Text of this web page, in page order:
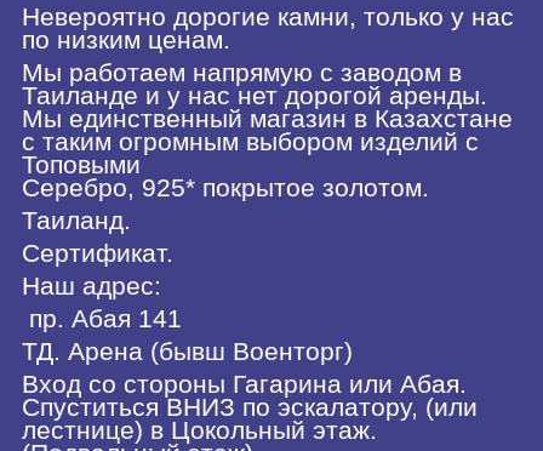
Невероятно дорогие камни, только у нас
по низким ценам.
Мы работаем напрямую с заводом в
Таиланде и у нас нет дорогой аренды.
Мы единственный магазин в Казахстане
с таким огромным выбором изделий с
Топовыми
Серебро, 925* покрытое золотом.
Таиланд.
Сертификат.
Наш адрес:
пр. Абая 141
ТД. Арена (бывш Военторг)
Вход со стороны Гагарина или Абая.
Спуститься ВНИЗ по эскалатору, (или
лестнице) в Цокольный этаж.